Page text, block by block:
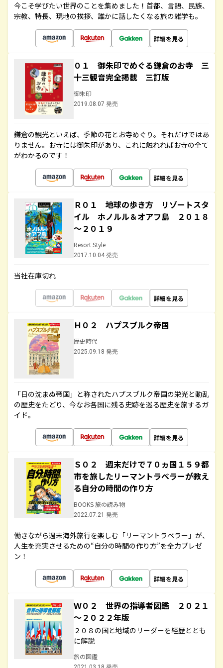
今こそ学びたい世界のことを集めました！首都、言語、民族、
宗教、特長、現地の挨拶、誰かに話したくなる旅の雑学も。
詳細を見る
０１ 御朱印でめぐる鎌倉のお寺 三
十三観音完全掲載 三訂版
御朱印
2019.08.07 発売
鎌倉の観光といえば、季節の花とお寺めぐり。それだけではあ
りません。お寺には御朱印があり、これに触れればお寺の全て
がわかるのです！
詳細を見る
Ｒ０１ 地球の歩き方 リゾートスタ
イル ホノルル＆オアフ島 ２０１８
～２０１９
Resort Style
2017.10.04 発売
当社在庫切れ
詳細を見る
Ｈ０２ ハプスブルク帝国
歴史時代
2025.09.18 発売
「日の沈まぬ帝国」と称されたハプスブルク帝国の栄光と動乱
の歴史をたどり、今なお各国に残る史跡を巡る歴史を旅するガ
イド。
詳細を見る
Ｓ０２ 週末だけで７０ヵ国１５９都
市を旅したリーマントラベラーが教え
る自分の時間の作り方
BOOKS 旅の読み物
2022.07.21 発売
働きながら週末海外旅行を楽しむ「リーマントラベラー」が、
人生を充実させるための“自分の時間の作り方”を全力プレゼ
ン！
詳細を見る
Ｗ０２ 世界の指導者図鑑 ２０２１
～２０２２年版
２０８の国と地域のリーダーを経歴ととも
に解説
旅の図鑑